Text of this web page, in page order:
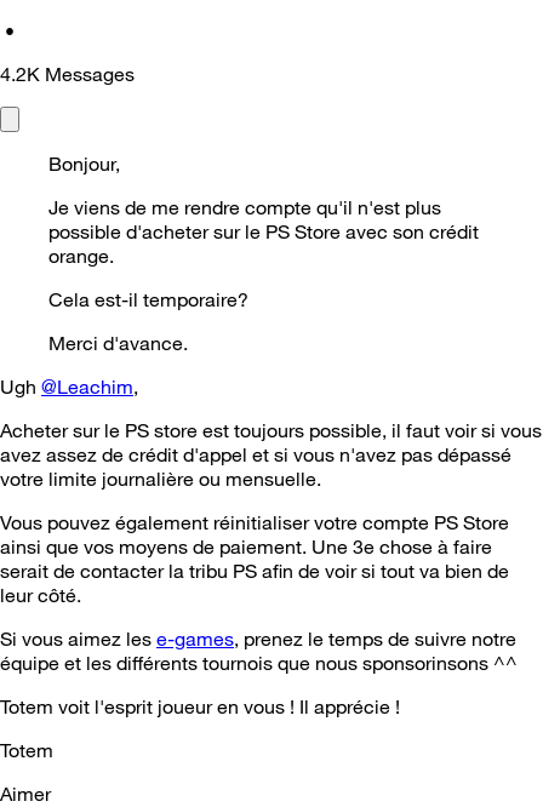
•
4.2K Messages
Bonjour,
Je viens de me rendre compte qu'il n'est plus
possible d'acheter sur le PS Store avec son crédit
orange.
Cela est-il temporaire?
Merci d'avance.
Ugh @Leachim,
Acheter sur le PS store est toujours possible, il faut voir si vous
avez assez de crédit d'appel et si vous n'avez pas dépassé
votre limite journalière ou mensuelle.
Vous pouvez également réinitialiser votre compte PS Store
ainsi que vos moyens de paiement. Une 3e chose à faire
serait de contacter la tribu PS afin de voir si tout va bien de
leur côté.
Si vous aimez les e-games, prenez le temps de suivre notre
équipe et les différents tournois que nous sponsorinsons ^^
Totem voit l'esprit joueur en vous ! Il apprécie !
Totem
Aimer